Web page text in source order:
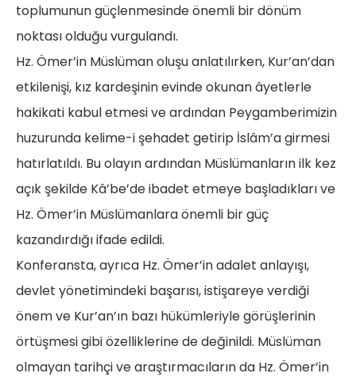
toplumunun güçlenmesinde önemli bir dönüm
noktası olduğu vurgulandı.
Hz. Ömer’in Müslüman oluşu anlatılırken, Kur’an’dan
etkilenişi, kız kardeşinin evinde okunan âyetlerle
hakikati kabul etmesi ve ardından Peygamberimizin
huzurunda kelime-i şehadet getirip İslâm’a girmesi
hatırlatıldı. Bu olayın ardından Müslümanların ilk kez
açık şekilde Kâ’be’de ibadet etmeye başladıkları ve
Hz. Ömer’in Müslümanlara önemli bir güç
kazandırdığı ifade edildi.
Konferansta, ayrıca Hz. Ömer’in adalet anlayışı,
devlet yönetimindeki başarısı, istişareye verdiği
önem ve Kur’an’ın bazı hükümleriyle görüşlerinin
örtüşmesi gibi özelliklerine de değinildi. Müslüman
olmayan tarihçi ve araştırmacıların da Hz. Ömer’in